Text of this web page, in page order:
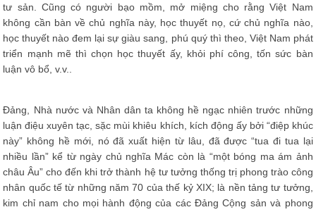
tư sản. Cũng có người bạo mồm, mở miệng cho rằng Việt Nam
không cần bàn về chủ nghĩa này, học thuyết nọ, cứ chủ nghĩa nào,
học thuyết nào đem lại sự giàu sang, phú quý thì theo, Việt Nam phát
triển mạnh mẽ thì chọn học thuyết ấy, khỏi phí công, tốn sức bàn
luận vô bổ, v.v..
Đảng, Nhà nước và Nhân dân ta không hề ngạc nhiên trước những
luận điệu xuyên tạc, sặc mùi khiêu khích, kích động ấy bởi “điệp khúc
này” không hề mới, nó đã xuất hiện từ lâu, đã được “tua đi tua lại
nhiều lần” kể từ ngày chủ nghĩa Mác còn là “một bóng ma ám ảnh
châu Âu” cho đến khi trở thành hệ tư tưởng thống trị phong trào công
nhân quốc tế từ những năm 70 của thế kỷ XIX; là nền tảng tư tưởng,
kim chỉ nam cho mọi hành động của các Đảng Cộng sản và phong